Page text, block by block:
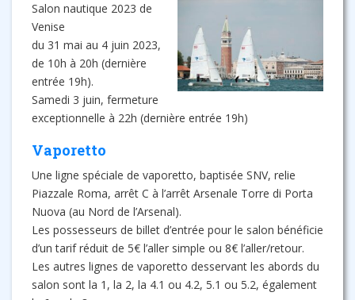
Salon nautique 2023 de
Venise
du 31 mai au 4 juin 2023,
de 10h à 20h (dernière
entrée 19h).
Samedi 3 juin, fermeture
exceptionnelle à 22h (dernière entrée 19h)
Vaporetto
Une ligne spéciale de vaporetto, baptisée SNV, relie
Piazzale Roma, arrêt C à l’arrêt Arsenale Torre di Porta
Nuova (au Nord de l’Arsenal).
Les possesseurs de billet d’entrée pour le salon bénéficie
d’un tarif réduit de 5€ l’aller simple ou 8€ l’aller/retour.
Les autres lignes de vaporetto desservant les abords du
salon sont la 1, la 2, la 4.1 ou 4.2, 5.1 ou 5.2, également